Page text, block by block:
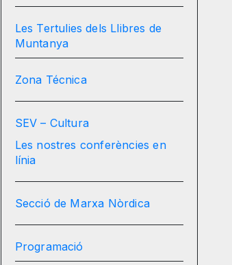
Les Tertulies dels Llibres de
Muntanya
Zona Técnica
SEV – Cultura
Les nostres conferències en
línia
Secció de Marxa Nòrdica
Programació